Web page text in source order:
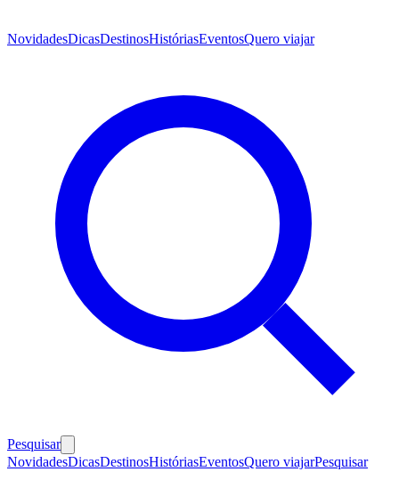
NovidadesDicasDestinosHistóriasEventosQuero viajar
Pesquisar
NovidadesDicasDestinosHistóriasEventosQuero viajarPesquisar